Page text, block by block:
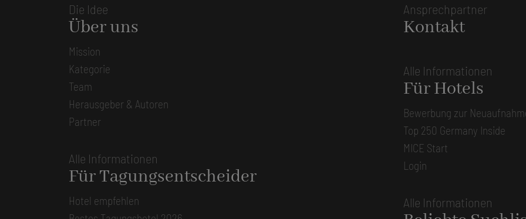
Die Idee
Über uns
Mission
Kategorie
Team
Herausgeber & Autoren
Partner
Alle Informationen
Für Tagungsentscheider
Hotel empfehlen
Ansprechpartner
Kontakt
Alle Informationen
Für Hotels
Bewerbung zur
Top 250 Germany Inside
MICE Start
Login
Alle Informationen